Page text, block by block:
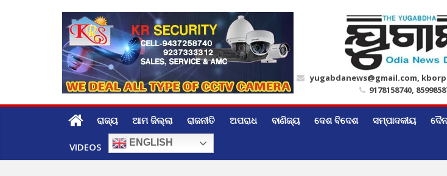
yugabdanews@gmail.com,
9178158740,
ରାଜ୍ୟ ଆମ ଜିଲ୍ଲା ରାଜନୀତି ଅପରାଧ ବାଣିଜ୍ୟ ଦେଶ ବିଦେଶ ସମ୍ପାଦକୀୟ
VIDEOS ENGLISH